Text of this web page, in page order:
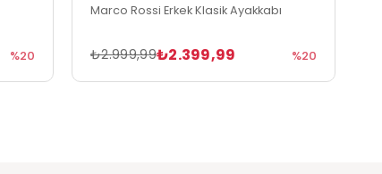
%20
Marco Rossi Erkek Klasik Ayakkabı
₺2.399,99
₺2.999,99 %20